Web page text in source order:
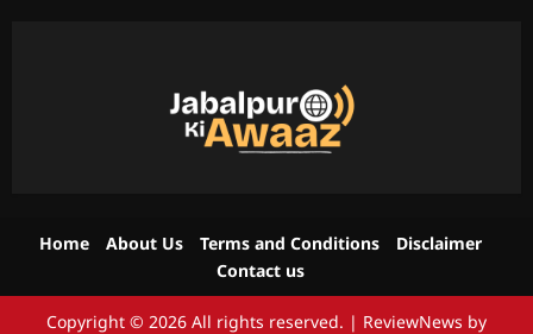
Home About Us Terms and Conditions
Disclaimer
Contact us
Copyright © 2026 All rights reserved. | ReviewNews by